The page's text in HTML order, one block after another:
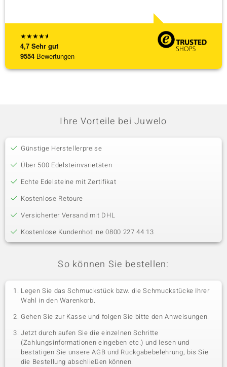
★★★★★
4,7 Sehr gut
9554 Bewertungen
Ihre Vorteile bei Juwelo
Günstige Herstellerpreise
Über 500 Edelsteinvarietäten
Echte Edelsteine mit Zertifikat
Kostenlose Retoure
Versicherter Versand mit DHL
Kostenlose Kundenhotline 0800 227 44 13
So können Sie bestellen:
Legen Sie das Schmuckstück bzw. die Schmuckstücke Ihrer
Wahl in den Warenkorb.
Gehen Sie zur Kasse und folgen Sie bitte den Anweisungen.
Jetzt durchlaufen Sie die einzelnen Schritte
(Zahlungsinformationen eingeben etc.) und lesen und
bestätigen Sie unsere AGB und Rückgabebelehrung, bis Sie
die Bestellung abschließen können.